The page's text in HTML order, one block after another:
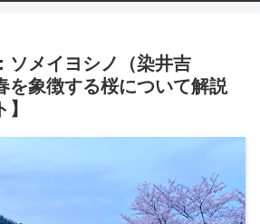
ソメイヨシノ（染井吉
を象徴する桜について解説